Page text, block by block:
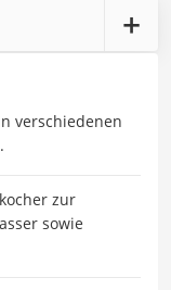
verschiedenen
zur
sowie